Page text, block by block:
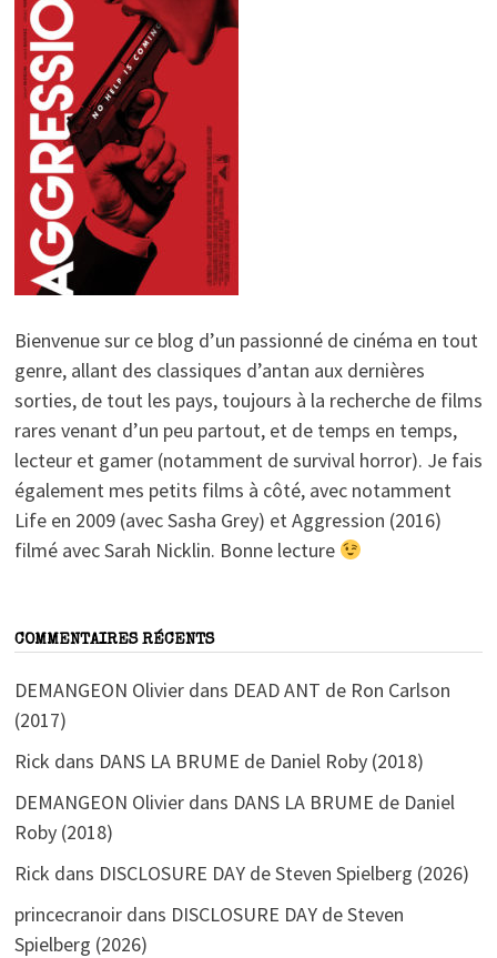
Bienvenue sur ce blog d’un passionné de cinéma en tout
genre, allant des classiques d’antan aux dernières
sorties, de tout les pays, toujours à la recherche de films
rares venant d’un peu partout, et de temps en temps,
lecteur et gamer (notamment de survival horror). Je fais
également mes petits films à côté, avec notamment
Life en 2009 (avec Sasha Grey) et Aggression (2016)
filmé avec Sarah Nicklin. Bonne lecture
COMMENTAIRES RÉCENTS
DEMANGEON Olivierdans DEAD ANT de Ron Carlson
(2017)
Rick dans DANS LA BRUME de Daniel Roby (2018)
DEMANGEON Olivierdans DANS LA BRUME de Daniel
Roby (2018)
Rick dans DISCLOSURE DAY de Steven Spielberg (2026)
princecranoirdans DISCLOSURE DAY de Steven
Spielberg (2026)